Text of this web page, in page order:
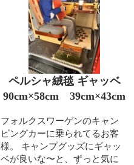
ペルシャ絨毯 ギャッベ
90cm×58cm 39cm×43cm
フォルクスワーゲンのキャン
ピングカーに乗られてるお客
様。 キャンプグッズにギャッ
ベが良いな〜と、ずっと気に